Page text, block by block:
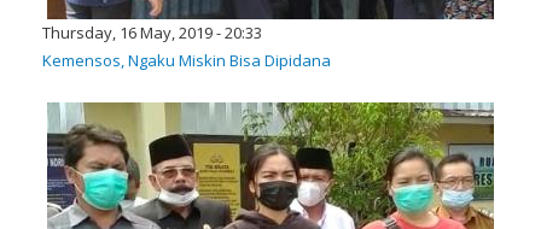
Thursday, 16 May, 2019 - 20:33
Kemensos, Ngaku Miskin Bisa Dipidana